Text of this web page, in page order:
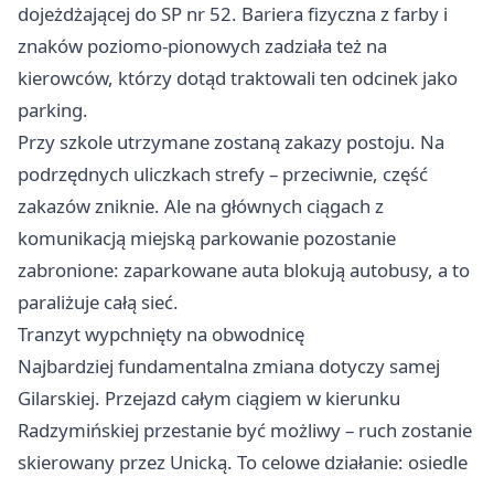
dojeżdżającej do SP nr 52. Bariera fizyczna z farby i
znaków poziomo-pionowych zadziała też na
kierowców, którzy dotąd traktowali ten odcinek jako
parking.
Przy szkole utrzymane zostaną zakazy postoju. Na
podrzędnych uliczkach strefy – przeciwnie, część
zakazów zniknie. Ale na głównych ciągach z
komunikacją miejską parkowanie pozostanie
zabronione: zaparkowane auta blokują autobusy, a to
paraliżuje całą sieć.
Tranzyt wypchnięty na obwodnicę
Najbardziej fundamentalna zmiana dotyczy samej
Gilarskiej. Przejazd całym ciągiem w kierunku
Radzymińskiej przestanie być możliwy – ruch zostanie
skierowany przez Unicką. To celowe działanie: osiedle